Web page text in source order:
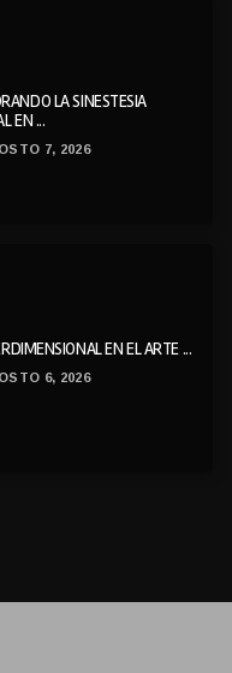
LA SINESTESIA
EN ...
7, 2026
EN EL ARTE ...
6, 2026